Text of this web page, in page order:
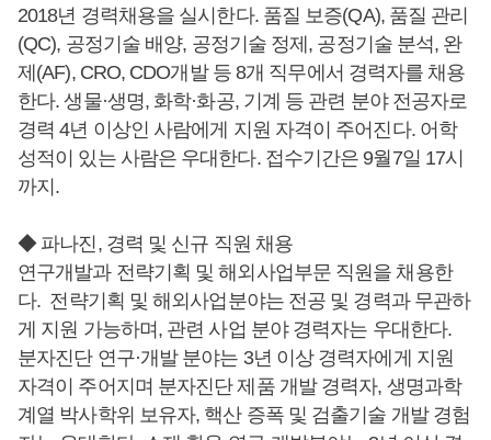
2018년 경력채용을 실시한다. 품질 보증(QA), 품질 관리
(QC), 공정기술 배양, 공정기술 정제, 공정기술 분석, 완
제(AF), CRO, CDO개발 등 8개 직무에서 경력자를 채용
한다. 생물·생명, 화학·화공, 기계 등 관련 분야 전공자로
경력 4년 이상인 사람에게 지원 자격이 주어진다. 어학
성적이 있는 사람은 우대한다. 접수기간은 9월7일 17시
까지.
◆ 파나진, 경력 및 신규 직원 채용
연구개발과 전략기획 및 해외사업부문 직원을 채용한
다. 전략기획 및 해외사업분야는 전공 및 경력과 무관하
게 지원 가능하며, 관련 사업 분야 경력자는 우대한다.
분자진단 연구·개발 분야는 3년 이상 경력자에게 지원
자격이 주어지며 분자진단 제품 개발 경력자, 생명과학
계열 박사학위 보유자, 핵산 증폭 및 검출기술 개발 경험